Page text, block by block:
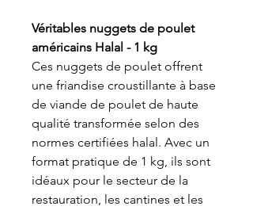
Véritables nuggets de poulet
américains Halal - 1 kg
Ces nuggets de poulet offrent
une friandise croustillante à base
de viande de poulet de haute
qualité transformée selon des
normes certifiées halal. Avec un
format pratique de 1 kg, ils sont
idéaux pour le secteur de la
restauration, les cantines et les